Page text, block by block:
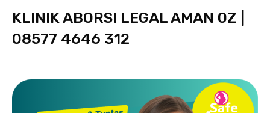
KLINIK ABORSI LEGAL AMAN 0Z |
08577 4646 312